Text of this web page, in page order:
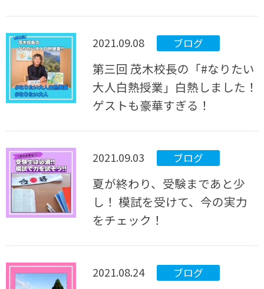
2021.09.08 ブログ
第三回 茂木校長の「#なりたい
大人白熱授業」白熱しました！
ゲストも豪華すぎる！
2021.09.03 ブログ
夏が終わり、受験まであと少
し！ 模試を受けて、今の実力
をチェック！
2021.08.24 ブログ